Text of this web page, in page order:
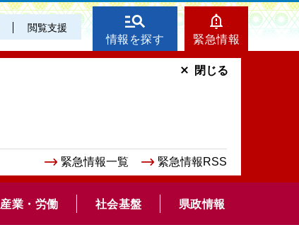
閲覧支援
情報を探す 緊急情報
緊急情報一覧 緊急情報RSS
閉じる
産業・労働 社会基盤 県政情報